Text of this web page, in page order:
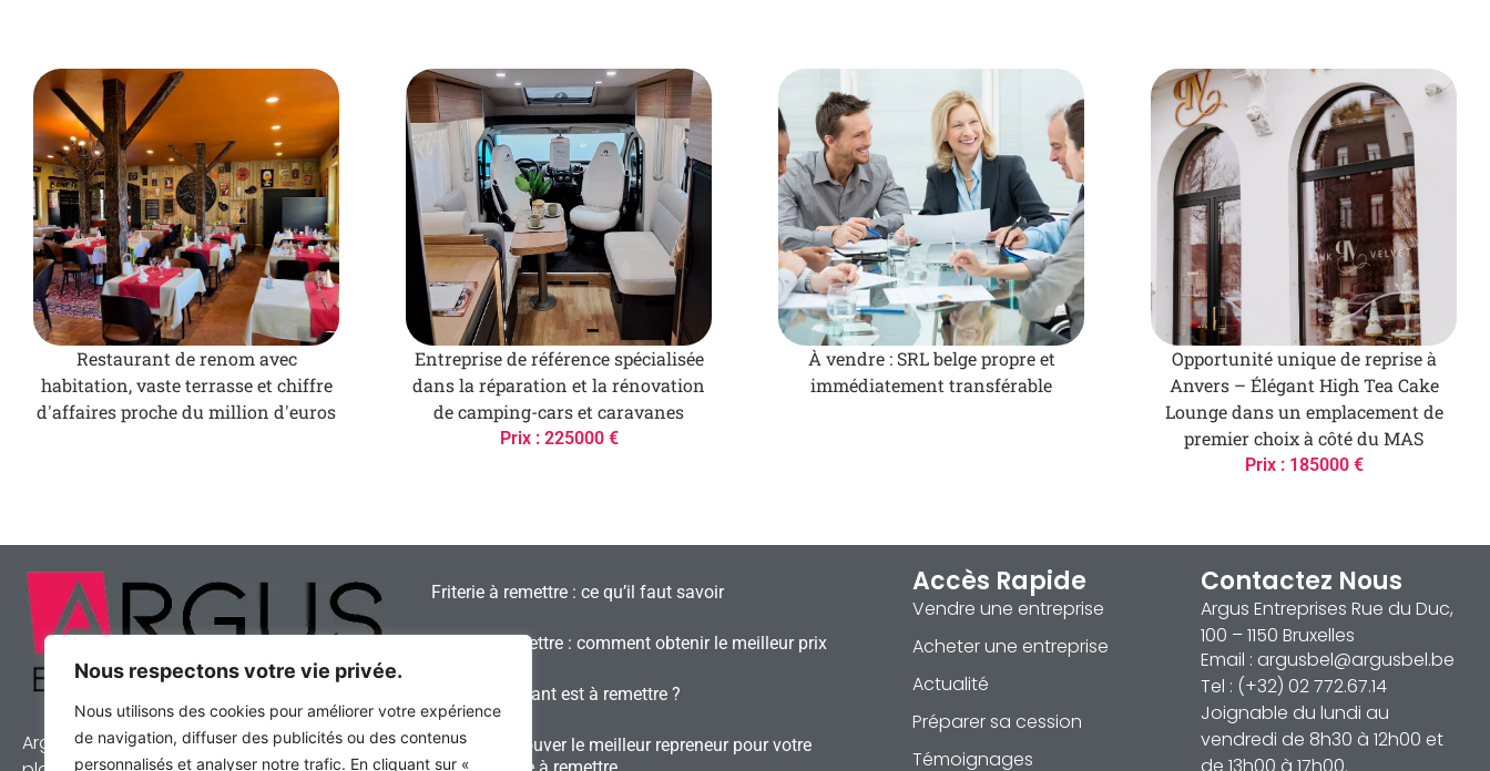
Nous respectons votre vie privée.
Nous utilisons des cookies pour améliorer votre expérience
de navigation, diffuser des publicités ou des contenus
personnalisés et analyser notre trafic. En cliquant sur «
Restaurant de renom avec
habitation, vaste terrasse et chiffre
d'affaires proche du million d'euros
Entreprise de référence spécialisée
dans la réparation et la rénovation
de camping-cars et caravanes
Prix : 225000 €
À vendre : SRL belge propre et
immédiatement transférable
Opportunité unique de reprise à
Anvers – Élégant High Tea Cake
Lounge dans un emplacement de
premier choix à côté du MAS
Prix : 185000 €
Argus Entreprises est une des principales
Friterie à remettre : ce qu’il faut savoir
Snack à remettre : comment obtenir le meilleur prix
Votre restaurant est à remettre ?
Comment trouver le meilleur repreneur pour votre
Accès Rapide
Vendre une entreprise
Acheter une entreprise
Actualité
Préparer sa cession
Témoignages
Contactez Nous
Argus Entreprises Rue du Duc,
100 – 1150 Bruxelles
Email : argusbel@argusbel.be
Tel : (+32) 02 772.67.14
Joignable du lundi au
vendredi de 8h30 à 12h00 et